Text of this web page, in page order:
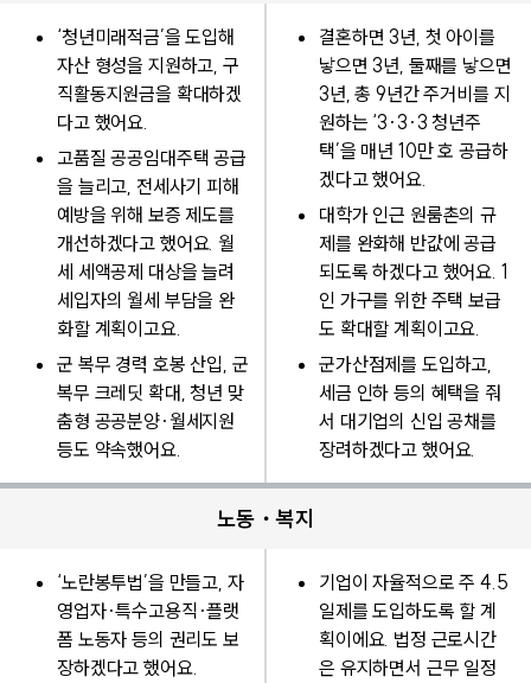
‘청년미래적금’을 도입해
자산 형성을 지원하고, 구
직활동지원금을 확대하겠
다고 했어요.
고품질 공공임대주택 공급
을 늘리고, 전세사기 피해
예방을 위해 보증 제도를
개선하겠다고 했어요. 월
세 세액공제 대상을 늘려
세입자의 월세 부담을 완
화할 계획이고요.
군 복무 경력 호봉 산입, 군
복무 크레딧 확대, 청년 맞
춤형 공공분양·월세지원
등도 약속했어요.
결혼하면 3년, 첫 아이를
낳으면 3년, 둘째를 낳으면
3년, 총 9년간 주거비를 지
원하는 ‘3·3·3 청년주
택’을 매년 10만 호 공급하
겠다고 했어요.
대학가 인근 원룸촌의 규
제를 완화해 반값에 공급
되도록 하겠다고 했어요. 1
인 가구를 위한 주택 보급
도 확대할 계획이고요.
군가산점제를 도입하고,
세금 인하 등의 혜택을 줘
서 대기업의 신입 공채를
장려하겠다고 했어요.
노동・복지
‘노란봉투법’을 만들고, 자
영업자·특수고용직·플랫
폼 노동자 등의 권리도 보
장하겠다고 했어요.
기업이 자율적으로 주 4.5
일제를 도입하도록 할 계
획이에요. 법정 근로시간
은 유지하면서 근무 일정